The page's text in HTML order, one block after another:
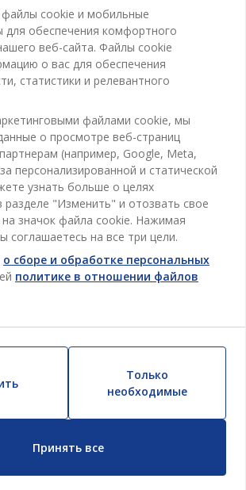
клиентов
клиентов
соглашение
клиентов
41A мун. Кишинёв,
BUSINESS (B2B)
с юридическими лицами
КЛИЕНТОВ
для клиентов
файлы cookie и мобильные
для обеспечения комфортного
веб-сайта. Файлы cookie
о вас для обеспечения
статистики и релевантного
файлами cookie, мы
о просмотре веб-страниц
(например, Google, Meta,
персонализированной и статической
узнать больше о целях
разделе "Изменить" и отозвать свое
на значок файла cookie. Нажимая
соглашаетесь на все три цели.
о сборе и обработке персональных
политике в отношении файлов
Только
необходимые
Принять все